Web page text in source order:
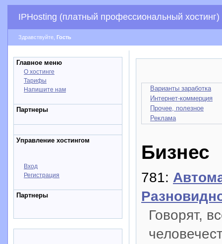
IPHosting (платный профессиональный хостинг)
Здравствуйте, Гость
Главное меню
О хостинге
Тарифы
Напишите нам
Партнеры
Управление хостингом
Вход
Регистрация
Партнеры
Варианты заработка
Интернет-коммерция
Прочее, полезное
Реклама
Бизнес
781:
Говорят,